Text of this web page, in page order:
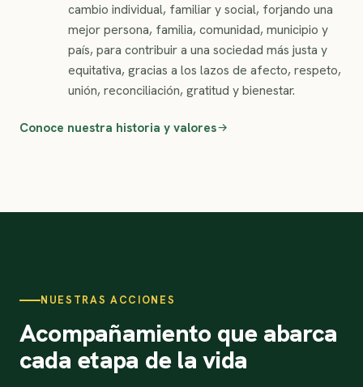
cambio individual, familiar y social, forjando una
mejor persona, familia, comunidad, municipio y
país, para contribuir a una sociedad más justa y
equitativa, gracias a los lazos de afecto, respeto,
unión, reconciliación, gratitud y bienestar.
Conoce nuestra historia y valores
NUESTRAS ACCIONES
Acompañamiento que abarca
cada etapa de la vida